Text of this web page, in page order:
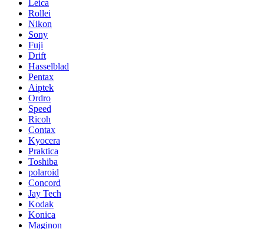
Leica
Rollei
Nikon
Sony
Fuji
Drift
Hasselblad
Pentax
Aiptek
Ordro
Speed
Ricoh
Contax
Kyocera
Praktica
Toshiba
polaroid
Concord
Jay Tech
Kodak
Konica
Maginon